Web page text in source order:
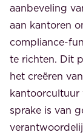
aanbeveling
aan kantoren
compliance-
te richten. Dit
het creëren
kantoorcultuur
sprake is van